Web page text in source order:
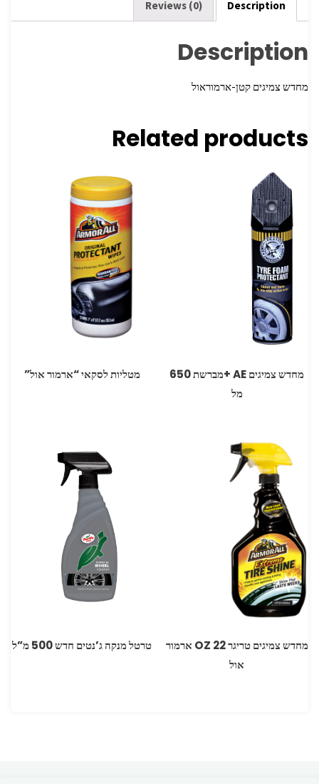
k
Description
Reviews (0)
Description
מחדש צמיגים קטן-ארמוראול
Related products
מחדש צמיגים ‏AE +מברשת 650
מל
מטליות לסקאי “ארמור אול”
מחדש צמיגים טריגר OZ 22 ארמור
אול
טרטל מנקה ג’נטים חדש 500 מ”ל